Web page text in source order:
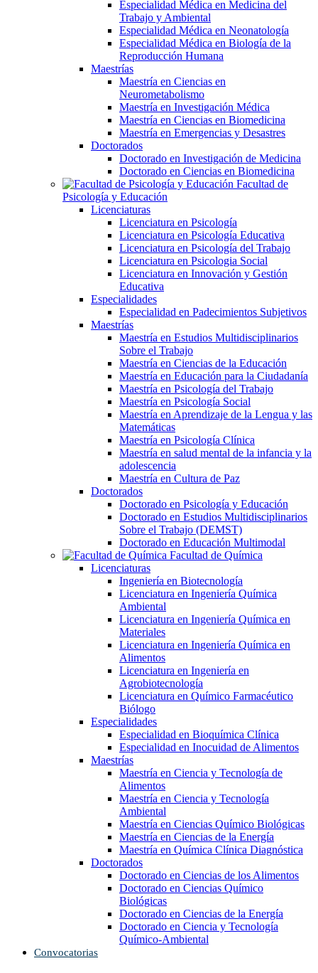
Especialidad Médica en Medicina del
Trabajo y Ambiental
Especialidad Médica en Neonatología
Especialidad Médica en Biología de la
Reproducción Humana
Maestrías
Maestría en Ciencias en
Neurometabolismo
Maestría en Investigación Médica
Maestría en Ciencias en Biomedicina
Maestría en Emergencias y Desastres
Doctorados
Doctorado en Investigación de Medicina
Doctorado en Ciencias en Biomedicina
Facultad de
Psicología y Educación
Licenciaturas
Licenciatura en Psicología
Licenciatura en Psicología Educativa
Licenciatura en Psicología del Trabajo
Licenciatura en Psicologia Social
Licenciatura en Innovación y Gestión
Educativa
Especialidades
Especialidad en Padecimientos Subjetivos
Maestrías
Maestría en Estudios Multidisciplinarios
Sobre el Trabajo
Maestría en Ciencias de la Educación
Maestría en Educación para la Ciudadanía
Maestría en Psicología del Trabajo
Maestría en Psicología Social
Maestría en Aprendizaje de la Lengua y las
Matemáticas
Maestría en Psicología Clínica
Maestría en salud mental de la infancia y la
adolescencia
Maestría en Cultura de Paz
Doctorados
Doctorado en Psicología y Educación
Doctorado en Estudios Multidisciplinarios
Sobre el Trabajo (DEMST)
Doctorado en Educación Multimodal
Facultad de Química
Licenciaturas
Ingeniería en Biotecnología
Licenciatura en Ingeniería Química
Ambiental
Licenciatura en Ingeniería Química en
Materiales
Licenciatura en Ingeniería Química en
Alimentos
Licenciatura en Ingeniería en
Agrobiotecnología
Licenciatura en Químico Farmacéutico
Biólogo
Especialidades
Especialidad en Bioquímica Clínica
Especialidad en Inocuidad de Alimentos
Maestrías
Maestría en Ciencia y Tecnología de
Alimentos
Maestría en Ciencia y Tecnología
Ambiental
Maestría en Ciencias Químico Biológicas
Maestría en Ciencias de la Energía
Maestría en Química Clínica Diagnóstica
Doctorados
Doctorado en Ciencias de los Alimentos
Doctorado en Ciencias Químico
Biológicas
Doctorado en Ciencias de la Energía
Doctorado en Ciencia y Tecnología
Químico-Ambiental
Convocatorias